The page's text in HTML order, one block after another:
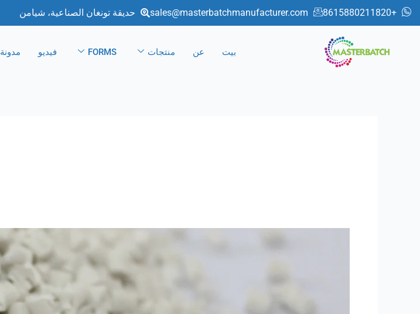
تخطي +8615880211820
sales@masterbatchmanufacturer.com حديقة تونغان الصناعية، شيامن
بيت عن منتجات FORMS فيديو مدونة